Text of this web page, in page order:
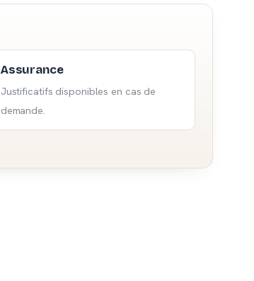
Assurance
Justificatifs disponibles en cas de
demande.